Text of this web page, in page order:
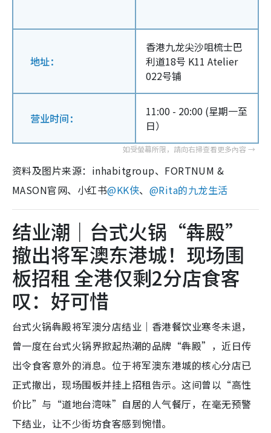
地址：
香港九龙尖沙咀梳士巴
利道18号 K11 Atelier
022号铺
营业时间：
11:00 - 20:00 (星期一至
日）
资料及图片来源：inhabitgroup、FORTNUM &
MASON官网、小红书@KK侠、 @Rita的九龙生活
结业潮｜台式火锅“犇殿”
撤出将军澳东港城！现场围
板招租 全港仅剩2分店食客
叹：好可惜
台式火锅犇殿将军澳分店结业｜香港餐饮业寒冬未退，
曾一度在台式火锅界掀起热潮的品牌“犇殿”，近日传
出令食客意外的消息。位于将军澳东港城的核心分店已
正式撤出，现场围板并挂上招租告示。这间曾以“高性
价比”与“道地台湾味”自居的人气餐厅，在毫无预警
下结业，让不少街坊食客感到惋惜。